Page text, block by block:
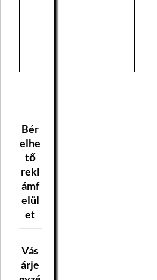
Bér
elhe
tő
rekl
ámf
elül
et
Vás
árje